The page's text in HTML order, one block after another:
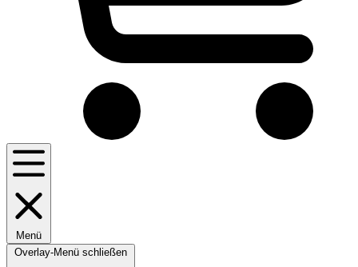
Menü
Overlay-Menü schließen